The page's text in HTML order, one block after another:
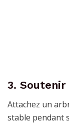
3.
Attachez un
stable pendant